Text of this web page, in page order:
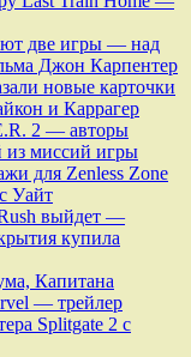
две игры — над
Джон Карпентер
новые карточки
и Каррагер
2 — авторы
из миссий игры
для Zenless Zone
Уайт
выйдет —
купила
Капитана
— трейлер
Splitgate 2 с